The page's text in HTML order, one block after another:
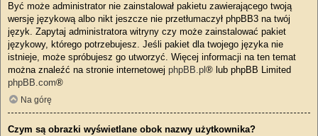
Być może administrator nie zainstalował pakietu zawierającego twoją
wersję językową albo nikt jeszcze nie przetłumaczył phpBB3 na twój
język. Zapytaj administratora witryny czy może zainstalować pakiet
językowy, którego potrzebujesz. Jeśli pakiet dla twojego języka nie
istnieje, może spróbujesz go utworzyć. Więcej informacji na ten temat
można znaleźć na stronie internetowej phpBB.pl ® lub phpBB Limited
phpBB.com®
Na górę
Czym są obrazki wyświetlane obok nazwy użytkownika?